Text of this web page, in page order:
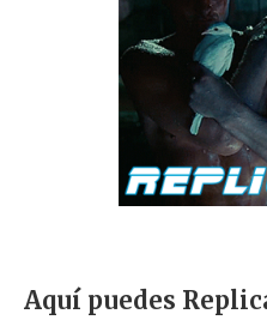
Aquí puedes